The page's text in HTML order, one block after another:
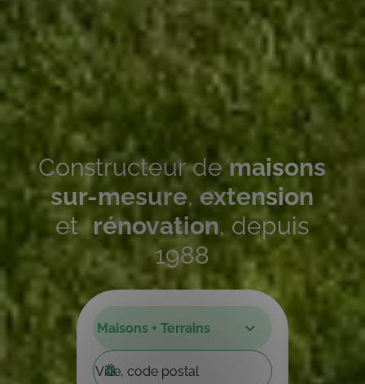
Constructeur de
maisons
sur-mesure ,
extension
etrénovation, depuis
1988
€
4,3
368 avis